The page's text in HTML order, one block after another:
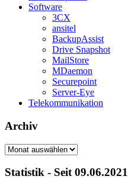
Software
3CX
ansitel
BackupAssist
Drive Snapshot
MailStore
MDaemon
Securepoint
Server-Eye
Telekommunikation
Archiv
Archiv
Statistik - Seit 09.06.2021